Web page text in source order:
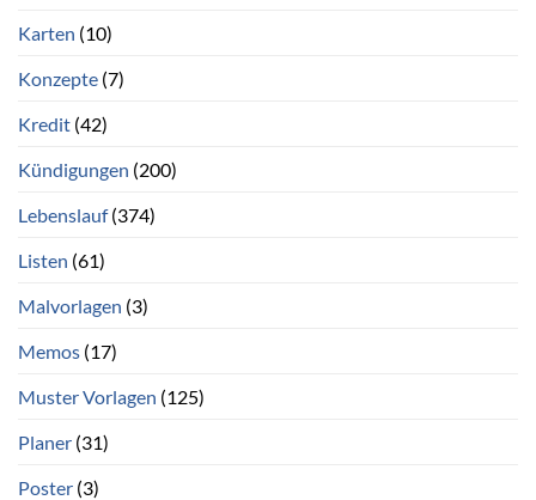
Karten (10)
Konzepte (7)
Kredit (42)
Kündigungen (200)
Lebenslauf(374)
Listen (61)
Malvorlagen (3)
Memos (17)
Muster Vorlagen (125)
Planer (31)
Poster (3)